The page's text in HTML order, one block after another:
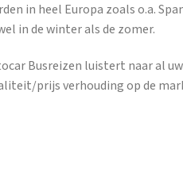
in heel Europa zoals o.a.
in de winter als de zomer.
Busreizen luistert naar al
prijs verhouding op de